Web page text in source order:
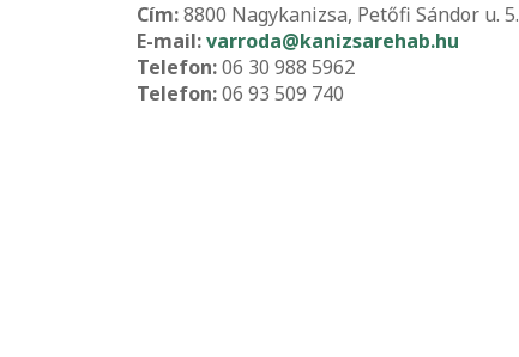
Cím:8800 Nagykanizsa, Petőfi Sándor u. 5.
E-mail:varroda@kanizsarehab.hu
Telefon:06 30 988 5962
Telefon:06 93 509 740